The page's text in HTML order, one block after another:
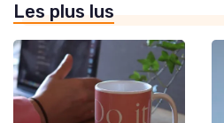
Les plus lus